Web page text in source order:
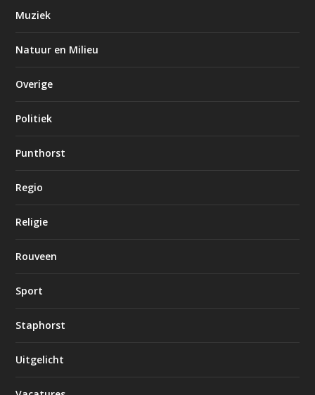
Muziek
Natuur en Milieu
Overige
Politiek
Punthorst
Regio
Religie
Rouveen
Sport
Staphorst
Uitgelicht